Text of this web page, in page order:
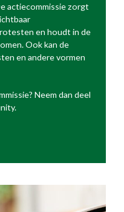
actiecommissie zorgt
en houdt in de
Ook kan de
en andere vormen
Neem dan deel